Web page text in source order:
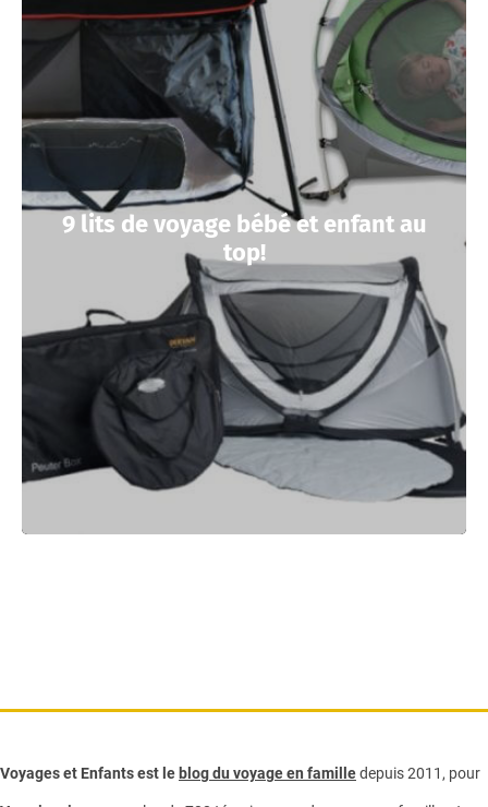
9 lits de voyage bébé et enfant au
top!
Voyages et Enfants est le blog du voyage en familledepuis 2011, pour